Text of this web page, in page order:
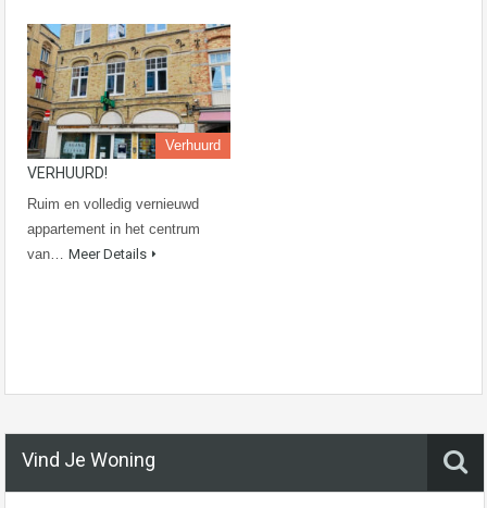
Verhuurd
VERHUURD!
Ruim en volledig vernieuwd
appartement in het centrum
van… Meer Details
Vind Je Woning